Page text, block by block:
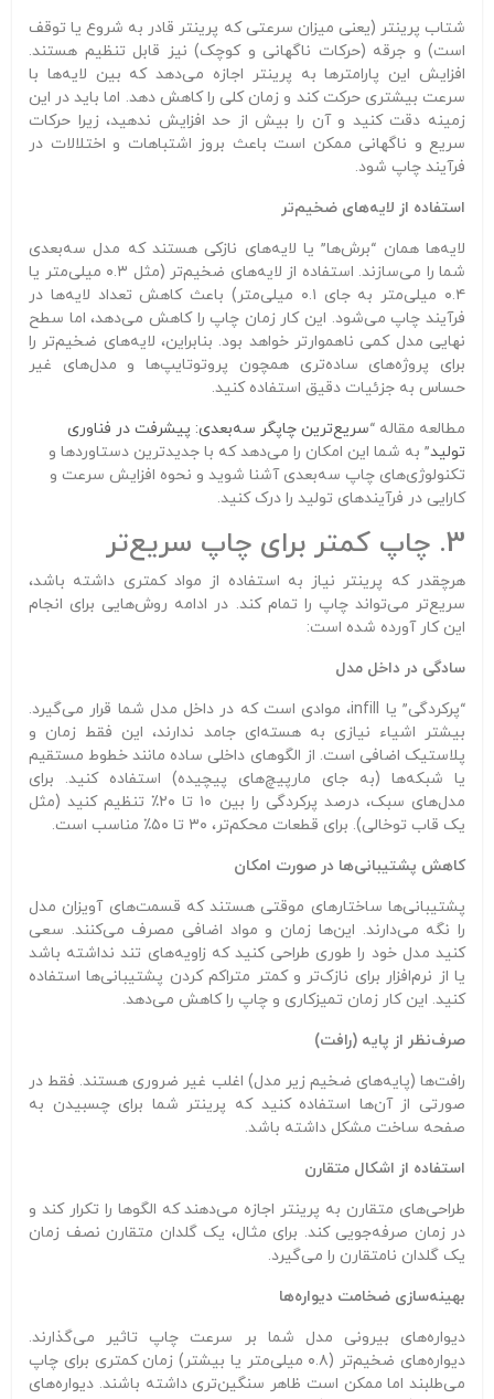
شتاب پرینتر (یعنی میزان سرعتی که پرینتر قادر به شروع یا توقف
است) و جرقه (حرکات ناگهانی و کوچک) نیز قابل تنظیم هستند.
افزایش این پارامترها به پرینتر اجازه می‌دهد که بین لایه‌ها با
سرعت بیشتری حرکت کند و زمان کلی را کاهش دهد. اما باید در این
زمینه دقت کنید و آن را بیش از حد افزایش ندهید، زیرا حرکات
سریع و ناگهانی ممکن است باعث بروز اشتباهات و اختلالات در
فرآیند چاپ شود.
استفاده از لایه‌های ضخیم‌تر
لایه‌ها همان “برش‌ها” یا لایه‌های نازکی هستند که مدل سه‌بعدی
شما را می‌سازند. استفاده از لایه‌های ضخیم‌تر (مثل ۰.۳ میلی‌متر یا
۰.۴ میلی‌متر به جای ۰.۱ میلی‌متر) باعث کاهش تعداد لایه‌ها در
فرآیند چاپ می‌شود. این کار زمان چاپ را کاهش می‌دهد، اما سطح
نهایی مدل کمی ناهموارتر خواهد بود. بنابراین، لایه‌های ضخیم‌تر را
برای پروژه‌های ساده‌تری همچون پروتوتایپ‌ها و مدل‌های غیر
حساس به جزئیات دقیق استفاده کنید.
مطالعه مقاله “سریع‌ترین چاپگر سه‌بعدی: پیشرفت در فناوری
تولید” به شما این امکان را می‌دهد که با جدیدترین دستاوردها و
تکنولوژی‌های چاپ سه‌بعدی آشنا شوید و نحوه افزایش سرعت و
کارایی در فرآیندهای تولید را درک کنید.
3. چاپ کمتر برای چاپ سریع‌تر
هرچقدر که پرینتر نیاز به استفاده از مواد کمتری داشته باشد،
سریع‌تر می‌تواند چاپ را تمام کند. در ادامه روش‌هایی برای انجام
این کار آورده شده است:
سادگی در داخل مدل
“پرکردگی” یا infill، موادی است که در داخل مدل شما قرار می‌گیرد.
بیشتر اشیاء نیازی به هسته‌ای جامد ندارند، این فقط زمان و
پلاستیک اضافی است. از الگوهای داخلی ساده مانند خطوط مستقیم
یا شبکه‌ها (به جای مارپیچ‌های پیچیده) استفاده کنید. برای
مدل‌های سبک، درصد پرکردگی را بین ۱۰ تا ۲۰٪ تنظیم کنید (مثل
یک قاب توخالی). برای قطعات محکم‌تر، ۳۰ تا ۵۰٪ مناسب است.
کاهش پشتیبانی‌ها در صورت امکان
پشتیبانی‌ها ساختارهای موقتی هستند که قسمت‌های آویزان مدل
را نگه می‌دارند. این‌ها زمان و مواد اضافی مصرف می‌کنند. سعی
کنید مدل خود را طوری طراحی کنید که زاویه‌های تند نداشته باشد
یا از نرم‌افزار برای نازک‌تر و کمتر متراکم کردن پشتیبانی‌ها استفاده
کنید. این کار زمان تمیزکاری و چاپ را کاهش می‌دهد.
صرف‌نظر از پایه (رافت)
رافت‌ها (پایه‌های ضخیم زیر مدل) اغلب غیر ضروری هستند. فقط در
صورتی از آن‌ها استفاده کنید که پرینتر شما برای چسبیدن به
صفحه ساخت مشکل داشته باشد.
استفاده از اشکال متقارن
طراحی‌های متقارن به پرینتر اجازه می‌دهند که الگوها را تکرار کند و
در زمان صرفه‌جویی کند. برای مثال، یک گلدان متقارن نصف زمان
یک گلدان نامتقارن را می‌گیرد.
بهینه‌سازی ضخامت دیواره‌ها
دیواره‌های بیرونی مدل شما بر سرعت چاپ تاثیر می‌گذارند.
دیواره‌های ضخیم‌تر (۰.۸ میلی‌متر یا بیشتر) زمان کمتری برای چاپ
می‌طلبند اما ممکن است ظاهر سنگین‌تری داشته باشند. دیواره‌های